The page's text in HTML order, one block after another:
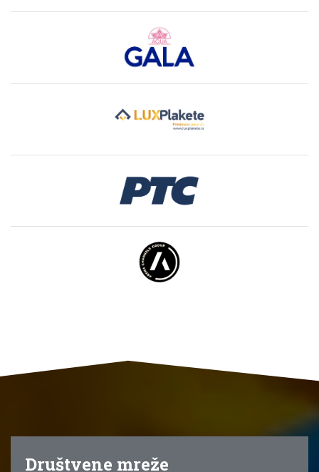
Društvene mreže